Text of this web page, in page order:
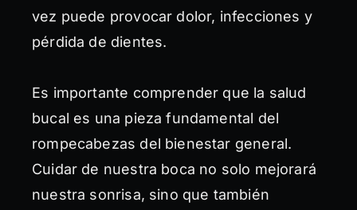
vez puede provocar dolor, infecciones y
pérdida de dientes.
Es importante comprender que la salud
bucal es una pieza fundamental del
rompecabezas del bienestar general.
Cuidar de nuestra boca no solo mejorará
nuestra sonrisa, sino que también